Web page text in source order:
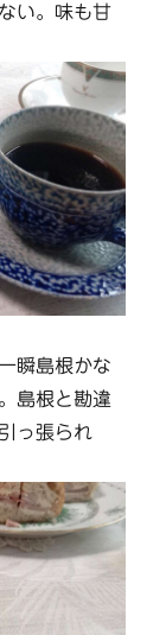
い。味も甘
瞬島根かな
島根と勘違
っ張られ